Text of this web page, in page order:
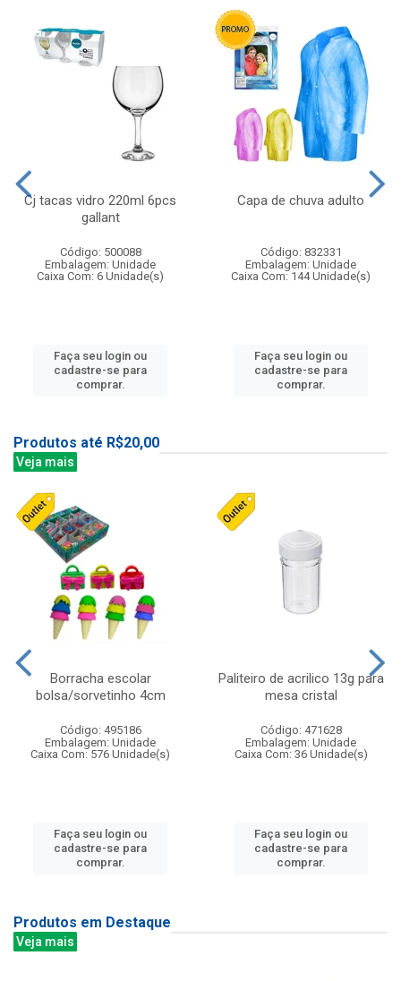
Cj tacas vidro 220ml 6pcs
gallant
Código: 500088
Embalagem: Unidade
Caixa Com: 6 Unidade(s)
Faça seu login ou
cadastre-se para
comprar.
Capa de chuva adulto
Código: 832331
Embalagem: Unidade
Caixa Com: 144 Unidade(s)
Faça seu login ou
cadastre-se para
comprar.
Produtos até R$20,00
Veja mais
Borracha escolar
bolsa/sorvetinho 4cm
Código: 495186
Embalagem: Unidade
Caixa Com: 576 Unidade(s)
Faça seu login ou
cadastre-se para
comprar.
Paliteiro de acrilico 13g para
mesa cristal
Código: 471628
Embalagem: Unidade
Caixa Com: 36 Unidade(s)
Faça seu login ou
cadastre-se para
comprar.
Produtos em Destaque
Veja mais